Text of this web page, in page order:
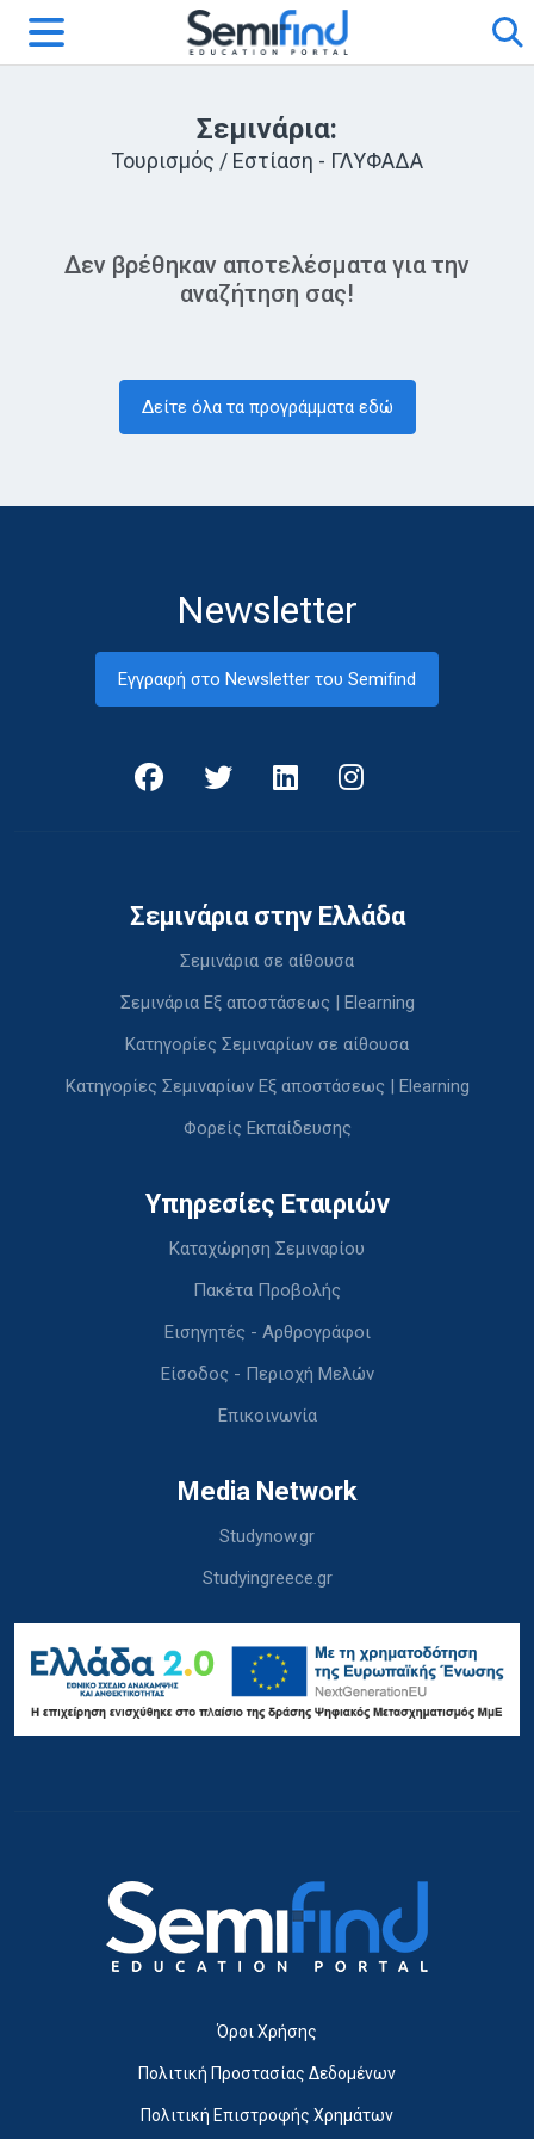
Σεμινάρια:
Τουρισμός / Εστίαση - ΓΛΥΦΑΔΑ
Δεν βρέθηκαν αποτελέσματα για την
αναζήτηση σας!
Δείτε όλα τα προγράμματα εδώ
Newsletter
Εγγραφή στο Newsletter του Semifind
Σεμινάρια στην Ελλάδα
Σεμινάρια σε αίθουσα
Σεμινάρια Εξ αποστάσεως | Elearning
Κατηγορίες Σεμιναρίων σε αίθουσα
Κατηγορίες Σεμιναρίων Εξ αποστάσεως | Elearning
Φορείς Εκπαίδευσης
Υπηρεσίες Εταιριών
Καταχώρηση Σεμιναρίου
Πακέτα Προβολής
Εισηγητές - Αρθρογράφοι
Είσοδος - Περιοχή Μελών
Επικοινωνία
Media Network
Studynow.gr
Studyingreece.gr
Όροι Χρήσης
Πολιτική Προστασίας Δεδομένων
Πολιτική Επιστροφής Χρημάτων